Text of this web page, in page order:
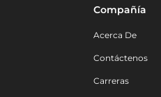
Compañía
Acerca De
Contáctenos
Carreras